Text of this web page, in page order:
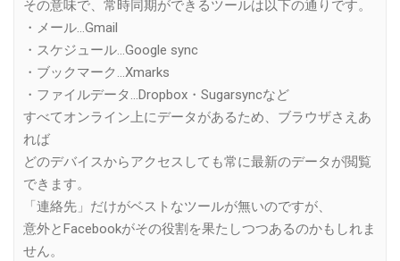
その意味で、常時同期ができるツールは以下の通りです。
・メール…Gmail
・スケジュール…Google sync
・ブックマーク…Xmarks
・ファイルデータ…Dropbox・Sugarsyncなど
すべてオンライン上にデータがあるため、ブラウザさえあ
れば
どのデバイスからアクセスしても常に最新のデータが閲覧
できます。
「連絡先」だけがベストなツールが無いのですが、
意外とFacebookがその役割を果たしつつあるのかもしれま
せん。